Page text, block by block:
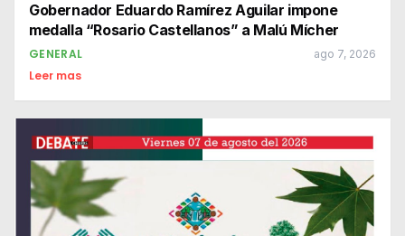
Gobernador Eduardo Ramírez Aguilar impone
medalla “Rosario Castellanos” a Malú Mícher
GENERAL ago 7, 2026
Leer mas